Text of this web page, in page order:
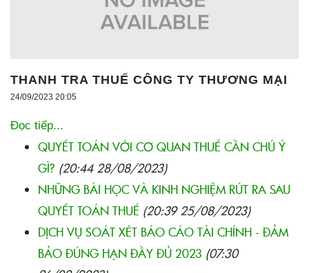
THANH TRA THUẾ CÔNG TY THƯƠNG MẠI
24/09/2023 20:05
Đọc tiếp...
QUYẾT TOÁN VỚI CƠ QUAN THUẾ CẦN CHÚ Ý
GÌ? (20:44 28/08/2023)
NHỮNG BÀI HỌC VÀ KINH NGHIỆM RÚT RA SAU
QUYẾT TOÁN THUẾ (20:39 25/08/2023)
DỊCH VỤ SOÁT XÉT BÁO CÁO TÀI CHÍNH - ĐẢM
BẢO ĐÚNG HẠN ĐẦY ĐỦ 2023 (07:30